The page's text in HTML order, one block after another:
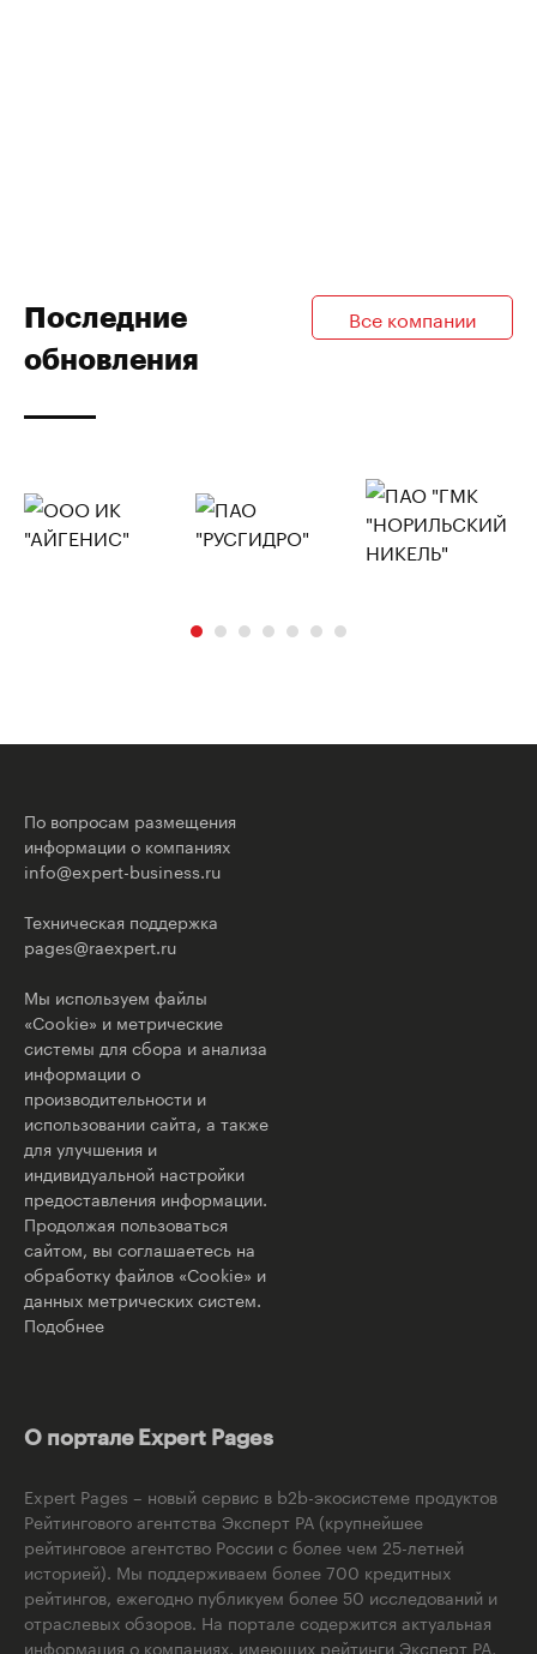
Последние
обновления
Все компании
По вопросам размещения
информации о компаниях
info@expert-business.ru
Техническая поддержка
pages@raexpert.ru
Мы используем файлы
«Cookie» и метрические
системы для сбора и анализа
информации о
производительности и
использовании сайта, а также
для улучшения и
индивидуальной настройки
предоставления информации.
Продолжая пользоваться
сайтом, вы соглашаетесь на
обработку файлов «Cookie» и
данных метрических систем.
Подобнее
О портале Expert Pages
Expert Pages – новый сервис в b2b-экосистеме продуктов
Рейтингового агентства Эксперт РА (крупнейшее
рейтинговое агентство России с более чем 25-летней
историей). Мы поддерживаем более 700 кредитных
рейтингов, ежегодно публикуем более 50 исследований и
отраслевых обзоров. На портале содержится актуальная
информация о компаниях, имеющих рейтинги Эксперт РА,